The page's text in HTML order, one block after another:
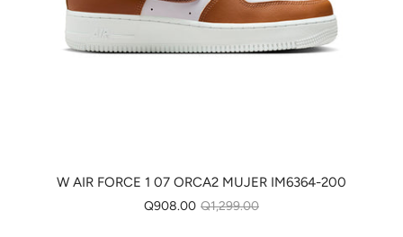
W AIR FORCE 1 07 ORCA2 MUJER IM6364-200
Q908.00 Q1,299.00